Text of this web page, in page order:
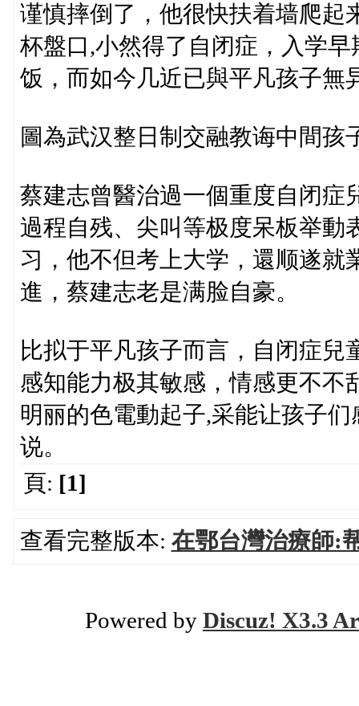
谨慎摔倒了，他很快扶着墙爬起
杯盤口,小然得了自闭症，入学
饭，而如今几近已與平凡孩子無
圖為武汉整日制交融教诲中間孩
蔡建志曾醫治過一個重度自闭症
過程自残、尖叫等极度呆板举動
习，他不但考上大学，還顺遂
進，蔡建志老是满脸自豪。
比拟于平凡孩子而言，自闭症兒
感知能力极其敏感，情感更不不
明丽的色電動起子,采能让孩子
说。
頁: [1]
查看完整版本: 在鄂台灣治療師:
Powered by Discuz! X3.3